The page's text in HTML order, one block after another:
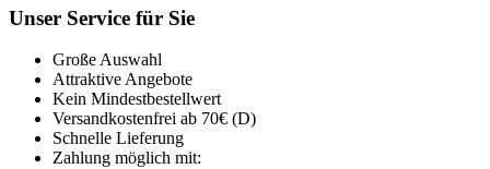
Unser Service für Sie
Große Auswahl
Attraktive Angebote
Kein Mindestbestellwert
Versandkostenfrei ab 70€ (D)
Schnelle Lieferung
Zahlung möglich mit: